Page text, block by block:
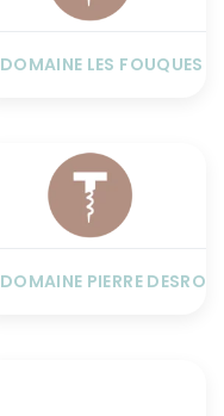
DOMAINE LES FOUQUES
DOMAINE PIERRE